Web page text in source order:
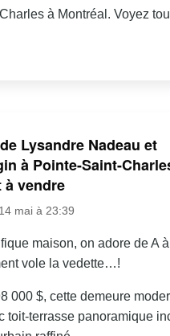
à Montréal. Voyez
Lysandre Nadeau et
à Pointe-Saint-
à vendre
mai à 23:39
maison, on adore de A
vole la vedette…!
000 $, cette demeure
toit-terrasse panoramique